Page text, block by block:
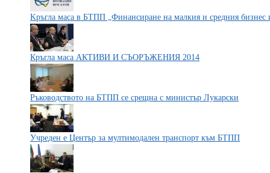
Kръгла маса в БТПП „Финансиране на малкия и средния бизнес
Кръгла маса АКТИВИ И СЪОРЪЖЕНИЯ 2014
Ръководството на БТПП се срещна с министър Лукарски
Учреден е Център за мултимодален транспорт към БТПП